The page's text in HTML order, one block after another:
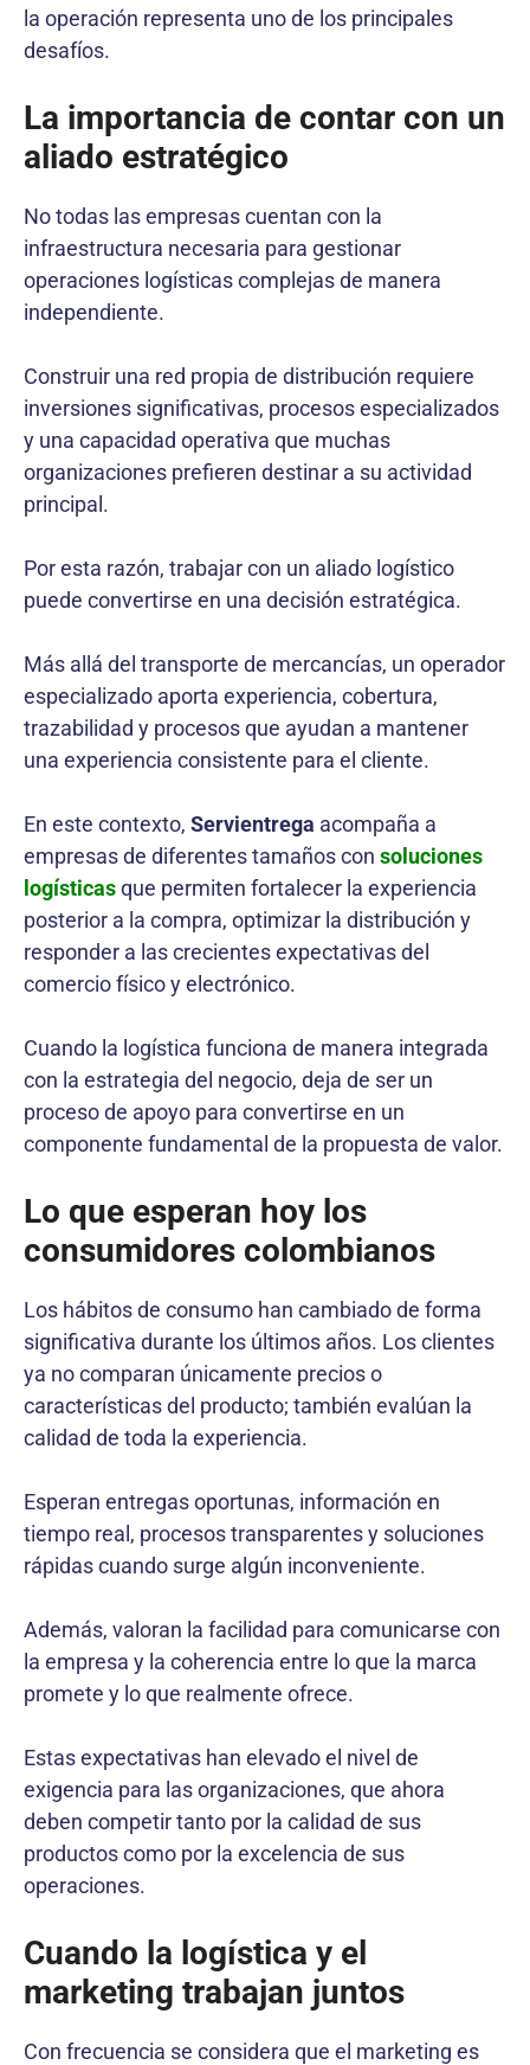
la operación representa uno de los principales
desafíos.
La importancia de contar con un
aliado estratégico
No todas las empresas cuentan con la
infraestructura necesaria para gestionar
operaciones logísticas complejas de manera
independiente.
Construir una red propia de distribución requiere
inversiones significativas, procesos especializados
y una capacidad operativa que muchas
organizaciones prefieren destinar a su actividad
principal.
Por esta razón, trabajar con un aliado logístico
puede convertirse en una decisión estratégica.
Más allá del transporte de mercancías, un operador
especializado aporta experiencia, cobertura,
trazabilidad y procesos que ayudan a mantener
una experiencia consistente para el cliente.
En este contexto, Servientrega acompaña a
empresas de diferentes tamaños con soluciones
logísticasque permiten fortalecer la experiencia
posterior a la compra, optimizar la distribución y
responder a las crecientes expectativas del
comercio físico y electrónico.
Cuando la logística funciona de manera integrada
con la estrategia del negocio, deja de ser un
proceso de apoyo para convertirse en un
componente fundamental de la propuesta de valor.
Lo que esperan hoy los
consumidores colombianos
Los hábitos de consumo han cambiado de forma
significativa durante los últimos años. Los clientes
ya no comparan únicamente precios o
características del producto; también evalúan la
calidad de toda la experiencia.
Esperan entregas oportunas, información en
tiempo real, procesos transparentes y soluciones
rápidas cuando surge algún inconveniente.
Además, valoran la facilidad para comunicarse con
la empresa y la coherencia entre lo que la marca
promete y lo que realmente ofrece.
Estas expectativas han elevado el nivel de
exigencia para las organizaciones, que ahora
deben competir tanto por la calidad de sus
productos como por la excelencia de sus
operaciones.
Cuando la logística y el
marketing trabajan juntos
Con frecuencia se considera que el marketing es